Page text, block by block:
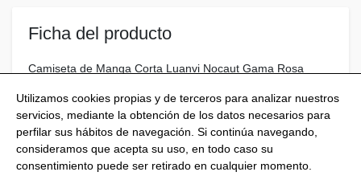
Ficha del producto
Camiseta de Manga Corta Luanvi Nocaut Gama Rosa
Utilizamos cookies propias y de terceros para analizar nuestros
servicios, mediante la obtención de los datos necesarios para
perfilar sus hábitos de navegación. Si continúa navegando,
consideramos que acepta su uso, en todo caso su
consentimiento puede ser retirado en cualquier momento.